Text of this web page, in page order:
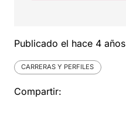
Publicado el hace 4 años
CARRERAS Y PERFILES
Compartir: